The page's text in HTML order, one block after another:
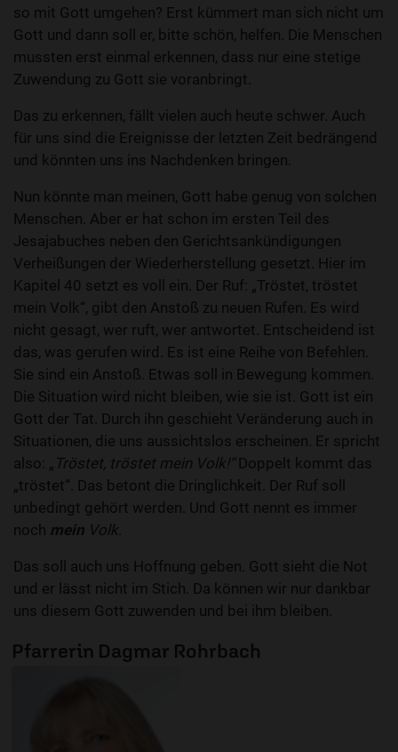
so mit Gott umgehen? Erst kümmert man sich nicht um
Gott und dann soll er, bitte schön, helfen. Die Menschen
mussten erst einmal erkennen, dass nur eine stetige
Zuwendung zu Gott sie voranbringt.
Das zu erkennen, fällt vielen auch heute schwer. Auch
für uns sind die Ereignisse der letzten Zeit bedrängend
und könnten uns ins Nachdenken bringen.
Nun könnte man meinen, Gott habe genug von solchen
Menschen. Aber er hat schon im ersten Teil des
Jesajabuches neben den Gerichtsankündigungen
Verheißungen der Wiederherstellung gesetzt. Hier im
Kapitel 40 setzt es voll ein. Der Ruf: „Tröstet, tröstet
mein Volk“, gibt den Anstoß zu neuen Rufen. Es wird
nicht gesagt, wer ruft, wer antwortet. Entscheidend ist
das, was gerufen wird. Es ist eine Reihe von Befehlen.
Sie sind ein Anstoß. Etwas soll in Bewegung kommen.
Die Situation wird nicht bleiben, wie sie ist. Gott ist ein
Gott der Tat. Durch ihn geschieht Veränderung auch in
Situationen, die uns aussichtslos erscheinen. Er spricht
also: „ Tröstet, tröstet mein Volk!“Doppelt kommt das
„tröstet“. Das betont die Dringlichkeit. Der Ruf soll
unbedingt gehört werden. Und Gott nennt es immer
noch mein Volk
Das soll auch uns Hoffnung geben. Gott sieht die Not
und er lässt nicht im Stich. Da können wir nur dankbar
uns diesem Gott zuwenden und bei ihm bleiben.
Pfarrerin Dagmar Rohrbach